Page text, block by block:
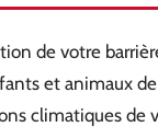
de votre
et animaux
climatiques de